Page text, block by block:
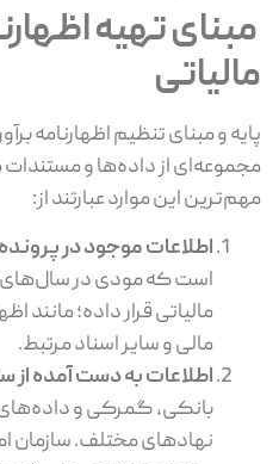
مبنای تهیه
مالیاتی
پایه و مبنای تنظیم اظهارنامه
مجموعه‌ای از داده‌ها و
مهم‌ترین این موارد عبارتند از:
اطلاعات موجود در
است که مودی در سال‌های
مالیاتی قرار داده؛ مانند
مالی و سایر اسناد مرتبط.
اطلاعات به ‌دست ‌آمده از
بانکی، گمرکی و داده‌های
نهادهای مختلف. سازمان